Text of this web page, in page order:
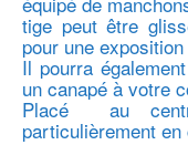
tige peut être
pour une
Il pourra
un canapé à votre
Placé au
particulièrement